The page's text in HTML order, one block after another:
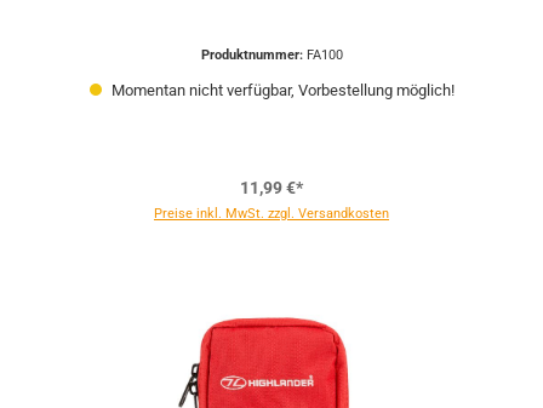
Produktnummer: FA100
Momentan nicht verfügbar, Vorbestellung möglich!
11,99 €*
Preise inkl. MwSt. zzgl. Versandkosten